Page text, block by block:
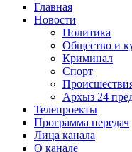
Главная
Новости
Политика
Общество и
Криминал
Спорт
Архыз 24
Телепроекты
Программа передач
Лица канала
О канале